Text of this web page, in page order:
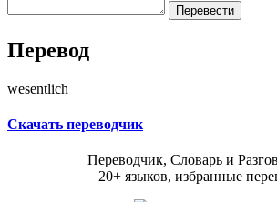
Перевод
wesentlich
Скачать переводчик
Переводчик, Словарь и
20+ языков, избранные